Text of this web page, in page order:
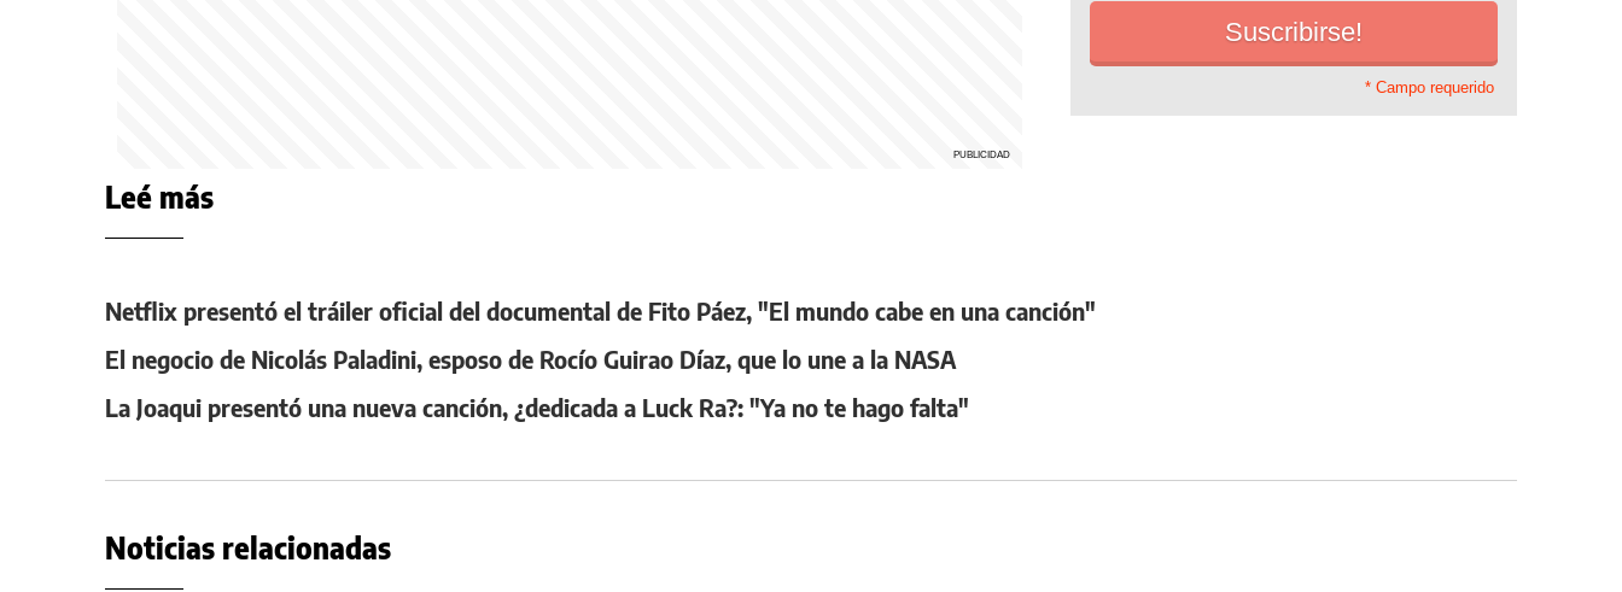
* Campo requerido
Leé más
Netflix presentó el tráiler oficial del documental de Fito Páez, "El mundo cabe en una canción"
El negocio de Nicolás Paladini, esposo de Rocío Guirao Díaz, que lo une a la NASA
La Joaqui presentó una nueva canción, ¿dedicada a Luck Ra?: "Ya no te hago falta"
Noticias relacionadas